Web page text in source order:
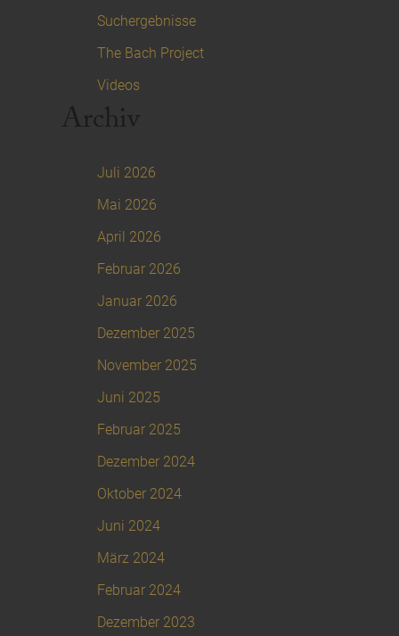
Suchergebnisse
The Bach Project
Videos
Archiv
Juli 2026
Mai 2026
April 2026
Februar 2026
Januar 2026
Dezember 2025
November 2025
Juni 2025
Februar 2025
Dezember 2024
Oktober 2024
Juni 2024
März 2024
Februar 2024
Dezember 2023